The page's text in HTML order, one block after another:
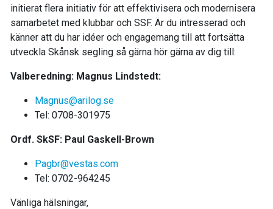
initierat flera initiativ för att effektivisera och modernisera
samarbetet med klubbar och SSF. Är du intresserad och
känner att du har idéer och engagemang till att fortsätta
utveckla Skånsk segling så gärna hör gärna av dig till:
Valberedning: Magnus Lindstedt:
Magnus@arilog.se
Tel: 0708-301975
Ordf. SkSF: Paul Gaskell-Brown
Pagbr@vestas.com
Tel: 0702-964245
Vänliga hälsningar,